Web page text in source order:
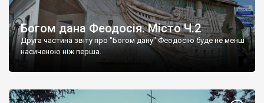
Богом дана Феодосія. Місто Ч.2
Друга частина звіту про "Богом дану" Феодосію буде не менш
насиченою ніж перша.